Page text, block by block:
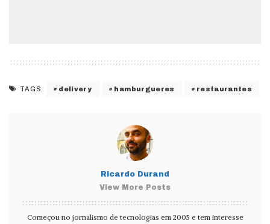
TAGS: delivery hamburgueres restaurantes
Ricardo Durand
View More Posts
Começou no jornalismo de tecnologias em 2005 e tem interesse